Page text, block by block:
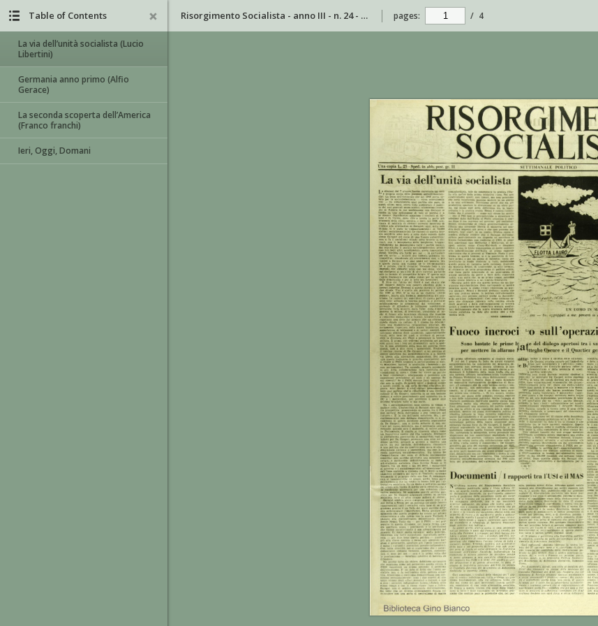
Risorgimento Socialista - anno III - n. 24 - 30 giugno 1953 pages: / 4
Table of Contents
La via dell’unità socialista (Lucio
Libertini)
Germania anno primo (Alfio
Gerace)
La seconda scoperta dell’America
(Franco franchi)
Ieri, Oggi, Domani